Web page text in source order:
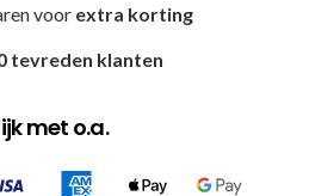
voor extra korting
tevreden klanten
met o.a.